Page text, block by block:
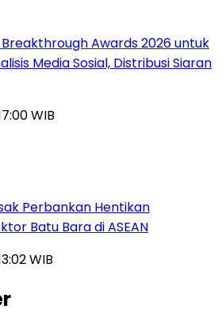
Awards 2026 untuk
Media Sosial, Distribusi Siaran
WIB
Perbankan Hentikan
Batu Bara di ASEAN
WIB